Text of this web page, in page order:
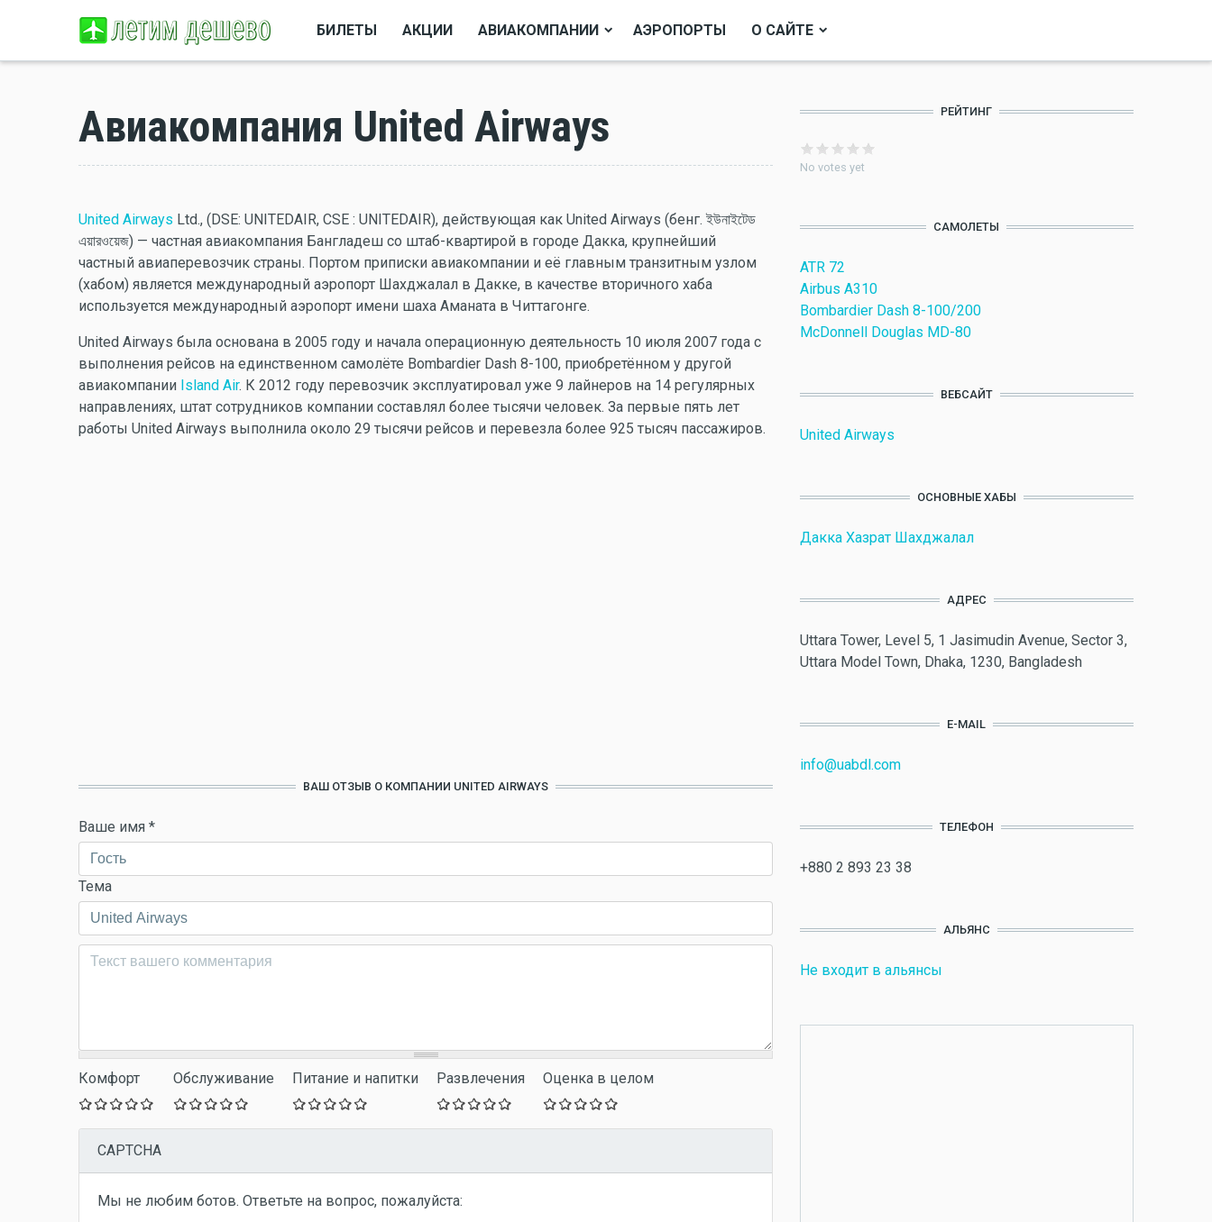
БИЛЕТЫ АКЦИИ АВИАКОМПАНИИ АЭРОПОРТЫ О САЙТЕ
Авиакомпания United Airways
United Airways Ltd., (DSE: UNITEDAIR, CSE : UNITEDAIR), действующая как United Airways (бенг. ইউনাইটেড
এয়ারওয়েজ) — частная авиакомпания Бангладеш со штаб-квартирой в городе Дакка, крупнейший
частный авиаперевозчик страны. Портом приписки авиакомпании и её главным транзитным узлом
(хабом) является международный аэропорт Шахджалал в Дакке, в качестве вторичного хаба
используется международный аэропорт имени шаха Аманата в Читтагонге.
United Airways была основана в 2005 году и начала операционную деятельность 10 июля 2007 года с
выполнения рейсов на единственном самолёте Bombardier Dash 8-100, приобретённом у другой
авиакомпании Island Air. К 2012 году перевозчик эксплуатировал уже 9 лайнеров на 14 регулярных
направлениях, штат сотрудников компании составлял более тысячи человек. За первые пять лет
работы United Airways выполнила около 29 тысячи рейсов и перевезла более 925 тысяч пассажиров.
ВАШ ОТЗЫВ О КОМПАНИИ UNITED AIRWAYS
Ваше имя *
Тема
Комментарий*
Комфорт Обслуживание Питание и напитки Развлечения Оценка в целом
CAPTCHA
Мы не любим ботов. Ответьте на вопрос, пожалуйста:
РЕЙТИНГ
No votes yet
САМОЛЕТЫ
ATR 72
Airbus A310
Bombardier Dash 8-100/200
McDonnell Douglas MD-80
ВЕБСАЙТ
United Airways
ОСНОВНЫЕ ХАБЫ
Дакка Хазрат Шахджалал
АДРЕС
Uttara Tower, Level 5, 1 Jasimudin Avenue, Sector 3,
Uttara Model Town, Dhaka, 1230, Bangladesh
E-MAIL
info@uabdl.com
ТЕЛЕФОН
+880 2 893 23 38
АЛЬЯНС
Не входит в альянсы